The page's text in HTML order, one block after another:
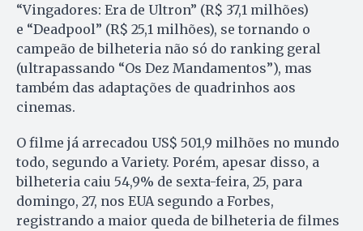
“Vingadores: Era de Ultron” (R$ 37,1 milhões)
e “Deadpool” (R$ 25,1 milhões), se tornando o
campeão de bilheteria não só do ranking geral
(ultrapassando “Os Dez Mandamentos”), mas
também das adaptações de quadrinhos aos
cinemas.
O filme já arrecadou US$ 501,9 milhões no mundo
todo, segundo a Variety. Porém, apesar disso, a
bilheteria caiu 54,9% de sexta-feira, 25, para
domingo, 27, nos EUA segundo a Forbes,
registrando a maior queda de bilheteria de filmes